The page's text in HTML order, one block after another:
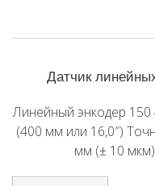
Датчик
Линейный энкодер
(400 мм или 16,0″)
мм (± 10